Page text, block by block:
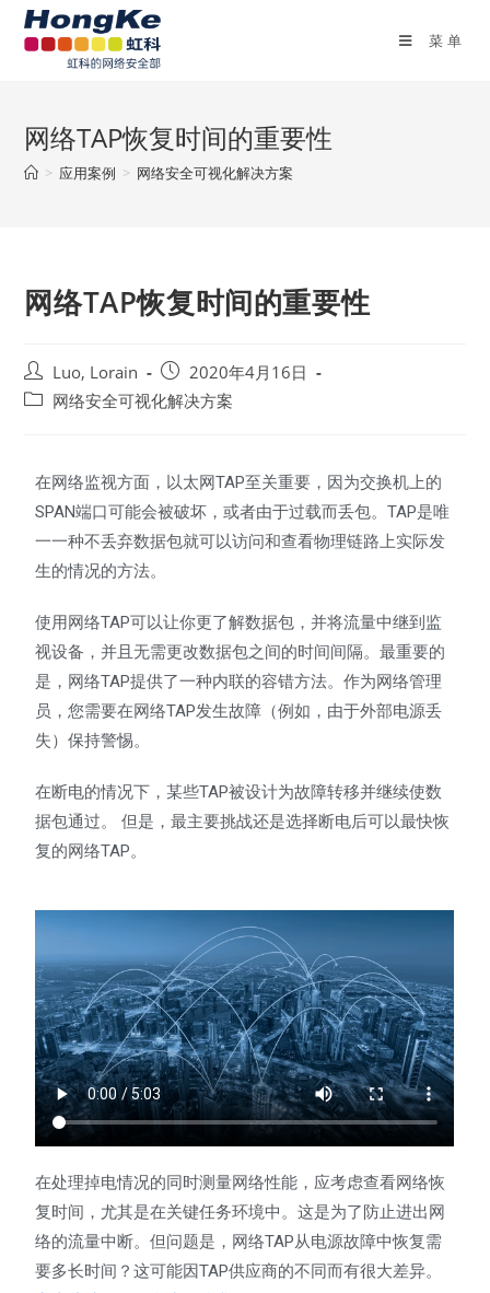
菜单
网络TAP恢复时间的重要性
> 应用案例 > 网络安全可视化解决方案
网络TAP恢复时间的重要性
Luo, Lorain
2020年4月16日
网络安全可视化解决方案
在网络监视方面，以太网TAP至关重要，因为交换机上的
SPAN端口可能会被破坏，或者由于过载而丢包。TAP是唯
一一种不丢弃数据包就可以访问和查看物理链路上实际发
生的情况的方法。
使用网络TAP可以让你更了解数据包，并将流量中继到监
视设备，并且无需更改数据包之间的时间间隔。最重要的
是，网络TAP提供了一种内联的容错方法。作为网络管理
员，您需要在网络TAP发生故障（例如，由于外部电源丢
失）保持警惕。
在断电的情况下，某些TAP被设计为故障转移并继续使数
据包通过。 但是，最主要挑战还是选择断电后可以最快恢
复的网络TAP。
在处理掉电情况的同时测量网络性能，应考虑查看网络恢
复时间，尤其是在关键任务环境中。这是为了防止进出网
络的流量中断。但问题是，网络TAP从电源故障中恢复需
要多长时间？这可能因TAP供应商的不同而有很大差异。